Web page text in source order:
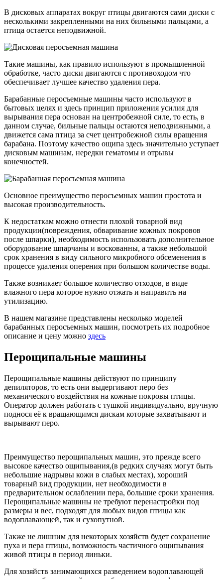
В дисковых аппаратах вокруг птицы двигаются сами диски с
несколькими закрепленными на них бильными пальцами, а
птица остается неподвижной.
Такие машины, как правило используют в промышленной
обработке, часто диски двигаются с противоходом что
обеспечивает лучшее качество удаления пера.
Барабанные перосъемные машины часто используют в
бытовых целях и здесь принцип приложения усилия для
вырывания пера основан на центробежной силе, то есть, в
данном случае, бильные пальцы остаются неподвижными, а
движется сама птица за счет центробежной силы вращения
барабана. Поэтому качество ощипа здесь значительно уступает
дисковым машинам, нередки гематомы и отрывы
конечностей.
Основное преимущество перосъемных машин простота и
высокая производительность.
К недостаткам можно отнести плохой товарной вид
продукции(повреждения, обваривание кожных покровов
после шпарки), необходимость использовать дополнительное
оборудование шпарчаны и воскованны, а также небольшой
срок хранения в виду сильного микробного обсеменения в
процессе удаления оперения при большом количестве воды.
Также возникает большое количество отходов, в виде
влажного пера которое нужно отжать и направить на
утилизацию.
В нашем магазине представлены несколько моделей
барабанных перосъемных машин, посмотреть их подробное
описание и цену можно здесь
Перощипальные машины
Перощипальные машины действуют по принципу
депиляторов, то есть они выдергивают перо без
механического воздействия на кожные покровы птицы.
Оператор должен работать с тушкой индивидуально, вручную
поднося её к вращающимся дискам которые захватывают и
вырывают перо.
Преимущество перощипальных машин, это прежде всего
высокое качество ощипывания,(в редких случаях могут быть
небольшие надрывы кожи в слабых местах), хороший
товарный вид продукции, нет необходимости в
предварительном ослаблении пера, большие сроки хранения.
Перощипальные машины не требуют перенастройки под
размеры и вес, подходят для любых видов птицы как
водоплавающей, так и сухопутной.
Также не лишним для некоторых хозяйств будет сохранение
пуха и пера птицы, возможность частичного ощипывания
живой птицы в период линьки.
Для хозяйств занимающихся разведением водоплавающей